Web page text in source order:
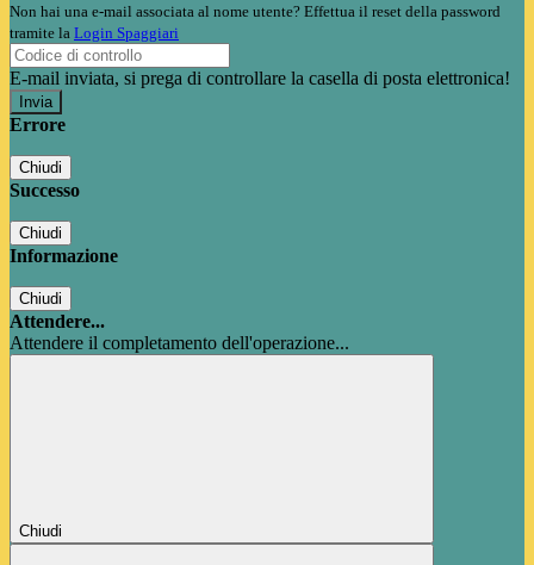
Non hai una e-mail associata al nome utente? Effettua il reset della password
tramite la Login Spaggiari
E-mail inviata, si prega di controllare la casella di posta elettronica!
Errore
Chiudi
Successo
Chiudi
Informazione
Chiudi
Attendere...
Attendere il completamento dell'operazione...
Chiudi